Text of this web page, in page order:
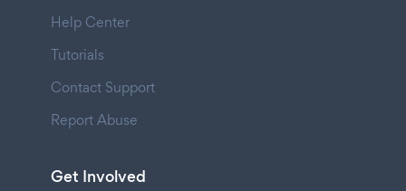
Help Center
Tutorials
Contact Support
Report Abuse
Get Involved